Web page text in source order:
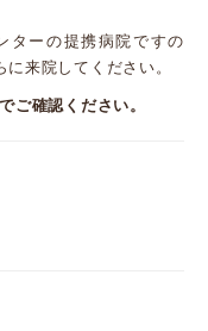
ターの提携病院ですの
来院してください。
ご確認ください。